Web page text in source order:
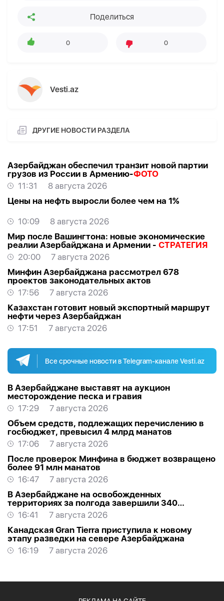
Поделиться
0 0
Vesti.az
ДРУГИЕ НОВОСТИ РАЗДЕЛА
Азербайджан обеспечил транзит новой партии
грузов из России в Армению-ФОТО
11:31
8 августа 2026
Цены на нефть выросли более чем на 1%
10:09
8 августа 2026
Мир после Вашингтона: новые экономические
реалии Азербайджана и Армении - СТРАТЕГИЯ
20:00
7 августа 2026
Минфин Азербайджана рассмотрел 678
проектов законодательных актов
17:56
7 августа 2026
Казахстан готовит новый экспортный маршрут
нефти через Азербайджан
17:51
7 августа 2026
Все срочные новости в Telegram-канале Vesti.az
В Азербайджане выставят на аукцион
месторождение песка и гравия
17:29
7 августа 2026
Объем средств, подлежащих перечислению в
госбюджет, превысил 4 млрд манатов
17:06
7 августа 2026
После проверок Минфина в бюджет возвращено
более 91 млн манатов
16:47
7 августа 2026
В Азербайджане на освобожденных
территориях за полгода завершили 340
проектов
16:41
7 августа 2026
Канадская Gran Tierra приступила к новому
этапу разведки на севере Азербайджана
16:19
7 августа 2026